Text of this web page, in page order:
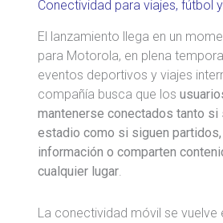
Conectividad para viajes, fútbol
El lanzamiento llega en un
para Motorola, en plena
eventos deportivos y viajes
compañía busca que los
mantenerse conectados tanto si
estadio como si siguen
información o comparten
cualquier lugar
La conectividad móvil se vuelve